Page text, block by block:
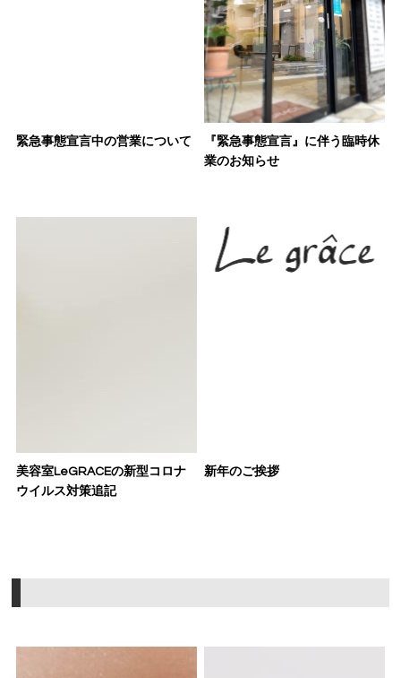
緊急事態宣言中の営業について
『緊急事態宣言』に伴う臨時休
業のお知らせ
美容室LeGRACEの新型コロナ
ウイルス対策追記
新年のご挨拶